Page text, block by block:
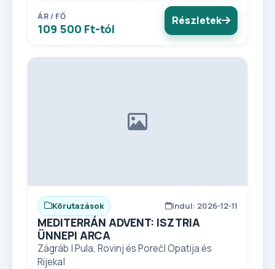
ÁR / FŐ
109 500 Ft-tól
Részletek
Körutazások Indul: 2026-12-11
MEDITERRÁN ADVENT: ISZTRIA
ÜNNEPI ARCA
Zágráb | Pula, Rovinj és Poreč| Opatija és
Rijeka|